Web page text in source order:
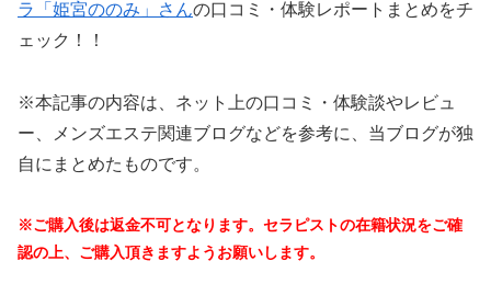
ラ「姫宮ののみ」さんの口コミ・体験レポートまとめをチ
ェック！！
※本記事の内容は、ネット上の口コミ・体験談やレビュ
ー、メンズエステ関連ブログなどを参考に、当ブログが独
自にまとめたものです。
※ご購入後は返金不可となります。セラピストの在籍状況をご確
認の上、ご購入頂きますようお願いします。